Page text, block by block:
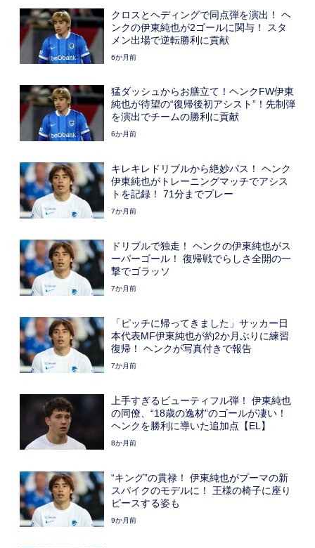
クロスとヘディングで同点弾を演出！ ヘ
ンクの伊東純也が2ゴールに関与！ スタ
メン出場で逆転勝利に貢献
6か月前
猛ダッシュからお膳立て！ヘンクFW伊東
純也が待望の“復帰後初アシスト”！先制弾
を演出でチームの勝利に貢献
6か月前
キレキレドリブルから絶妙パス！ ヘンク
伊東純也がトレーニングマッチでアシス
トを記録！ 71分までプレー
7か月前
ドリブルで独走！ ヘンクの伊東純也がス
ーパーゴール！ 復帰戦でらしさ全開の一
撃でゴラッソ
7か月前
「ピッチに帰ってきました」サッカー日
本代表MF伊東純也が約2か月ぶりに練習
復帰！ ヘンクが写真付きで報告
7か月前
上手すぎるビューティフル弾！ 伊東純也
の同僚、“18歳の逸材”のゴールが凄い！
ヘンクを勝利に導いた追加点【EL】
8か月前
“キング”の貫禄！ 伊東純也がプーマの新
スパイクのモデルに！ 王様の椅子に座り
ピースする姿も
9か月前